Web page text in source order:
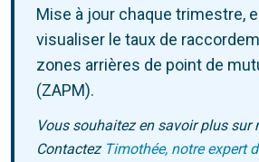
Mise à jour chaque trimestre,
visualiser le taux de
zones arrières de point de
(ZAPM).
Vous souhaitez en savoir plus sur
Contactez Timothée, notre expert